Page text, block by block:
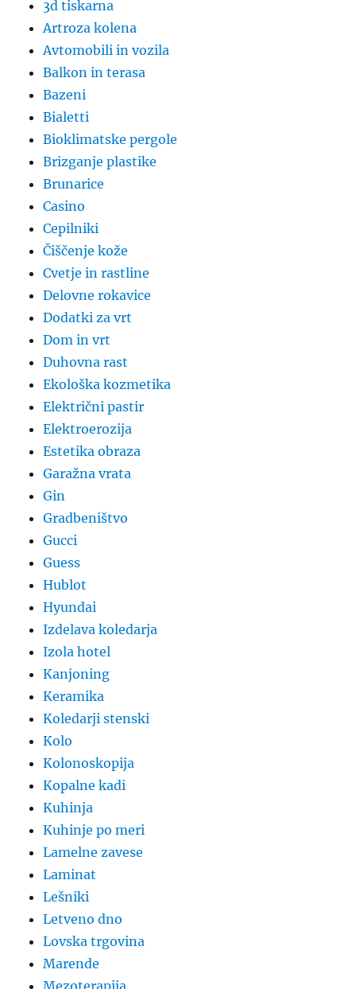
3d tiskarna
Artroza kolena
Avtomobili in vozila
Balkon in terasa
Bazeni
Bialetti
Bioklimatske pergole
Brizganje plastike
Brunarice
Casino
Cepilniki
Čiščenje kože
Cvetje in rastline
Delovne rokavice
Dodatki za vrt
Dom in vrt
Duhovna rast
Ekološka kozmetika
Električni pastir
Elektroerozija
Estetika obraza
Garažna vrata
Gin
Gradbeništvo
Gucci
Guess
Hublot
Hyundai
Izdelava koledarja
Izola hotel
Kanjoning
Keramika
Koledarji stenski
Kolo
Kolonoskopija
Kopalne kadi
Kuhinja
Kuhinje po meri
Lamelne zavese
Laminat
Lešniki
Letveno dno
Lovska trgovina
Marende
Mezoterapija